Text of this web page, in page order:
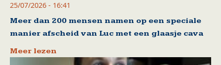
25/07/2026 - 16:41
Meer dan 200 mensen namen op een speciale
manier afscheid van Luc met een glaasje cava
Meer lezen